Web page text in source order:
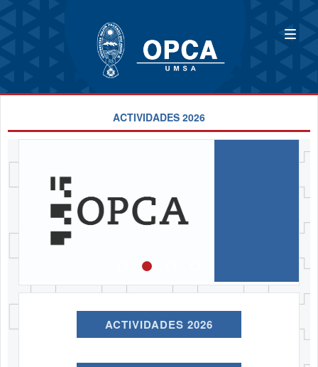
ACTIVIDADES 2026
ACTIVIDADES 2026